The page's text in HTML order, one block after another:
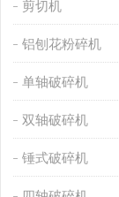
剪切机
铝刨花粉碎机
单轴破碎机
双轴破碎机
锤式破碎机